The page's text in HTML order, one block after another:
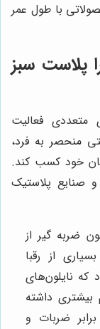
با طول عمر
پلاست سبز
متعددی فعالیت
منحصر به فرد،
خود کسب کند.
و صنایع پلاستیک
ضربه گیر از
از رقبا
که نایلون‌های
داشته
ضربات و